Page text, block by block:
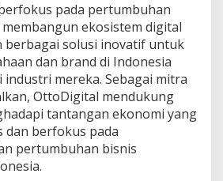
pada pertumbuhan
ekosistem digital
berbagai solusi inovatif untuk
dan brand di Indonesia
mereka. Sebagai mitra
OttoDigital mendukung
tantangan ekonomi yang
dan berfokus pada
pertumbuhan bisnis